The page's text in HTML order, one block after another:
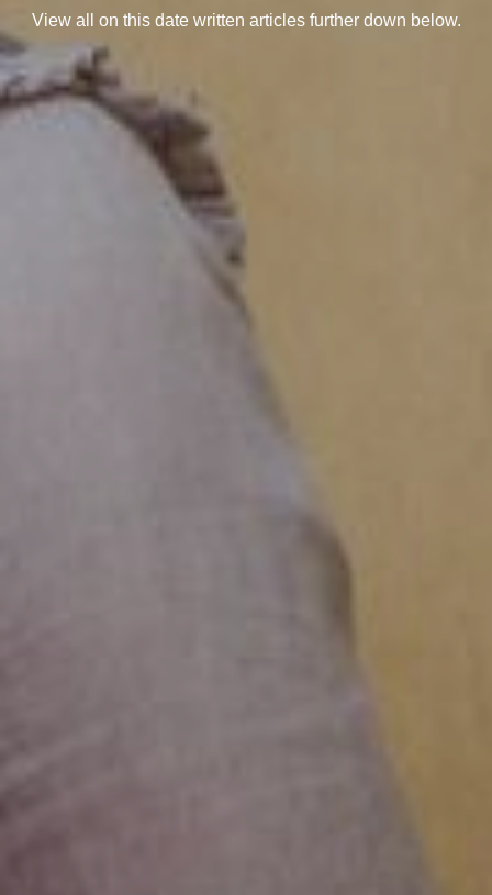
View all on this date written articles further down below.